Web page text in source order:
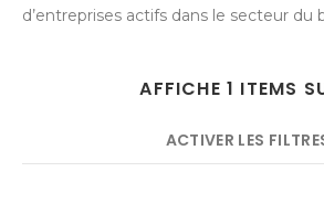
d’entreprises actifs dans le secteur du
AFFICHE 1 ITEMS
ACTIVER LES